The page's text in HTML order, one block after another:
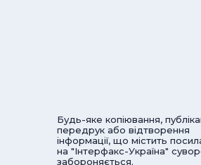
Будь-яке копіювання,
передрук або відтворення
інформації, що містить
на "Інтерфакс-Україна"
забороняється.